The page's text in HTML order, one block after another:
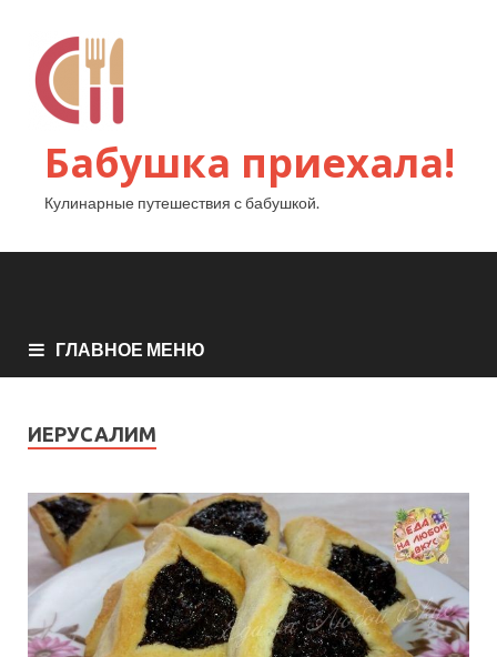
Бабушка приехала!
Кулинарные путешествия с бабушкой.
ГЛАВНОЕ МЕНЮ
ИЕРУСАЛИМ